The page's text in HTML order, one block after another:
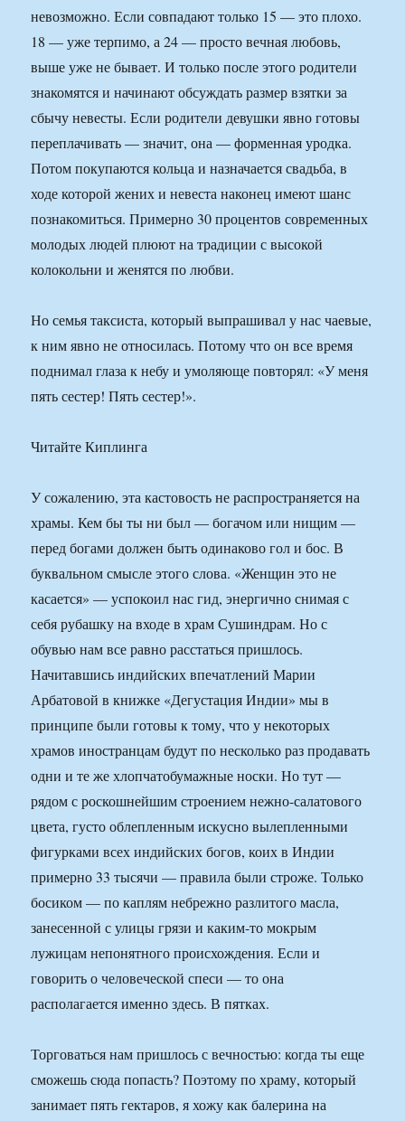
невозможно. Если совпадают только 15 — это плохо.
18 — уже терпимо, а 24 — просто вечная любовь,
выше уже не бывает. И только после этого родители
знакомятся и начинают обсуждать размер взятки за
сбычу невесты. Если родители девушки явно готовы
переплачивать — значит, она — форменная уродка.
Потом покупаются кольца и назначается свадьба, в
ходе которой жених и невеста наконец имеют шанс
познакомиться. Примерно 30 процентов современных
молодых людей плюют на традиции с высокой
колокольни и женятся по любви.
Но семья таксиста, который выпрашивал у нас чаевые,
к ним явно не относилась. Потому что он все время
поднимал глаза к небу и умоляюще повторял: «У меня
пять сестер! Пять сестер!».
Читайте Киплинга
У сожалению, эта кастовость не распространяется на
храмы. Кем бы ты ни был — богачом или нищим —
перед богами должен быть одинаково гол и бос. В
буквальном смысле этого слова. «Женщин это не
касается» — успокоил нас гид, энергично снимая с
себя рубашку на входе в храм Сушиндрам. Но с
обувью нам все равно расстаться пришлось.
Начитавшись индийских впечатлений Марии
Арбатовой в книжке «Дегустация Индии» мы в
принципе были готовы к тому, что у некоторых
храмов иностранцам будут по несколько раз продавать
одни и те же хлопчатобумажные носки. Но тут —
рядом с роскошнейшим строением нежно-салатового
цвета, густо облепленным искусно вылепленными
фигурками всех индийских богов, коих в Индии
примерно 33 тысячи — правила были строже. Только
босиком — по каплям небрежно разлитого масла,
занесенной с улицы грязи и каким-то мокрым
лужицам непонятного происхождения. Если и
говорить о человеческой спеси — то она
располагается именно здесь. В пятках.
Торговаться нам пришлось с вечностью: когда ты еще
сможешь сюда попасть? Поэтому по храму, который
занимает пять гектаров, я хожу как балерина на